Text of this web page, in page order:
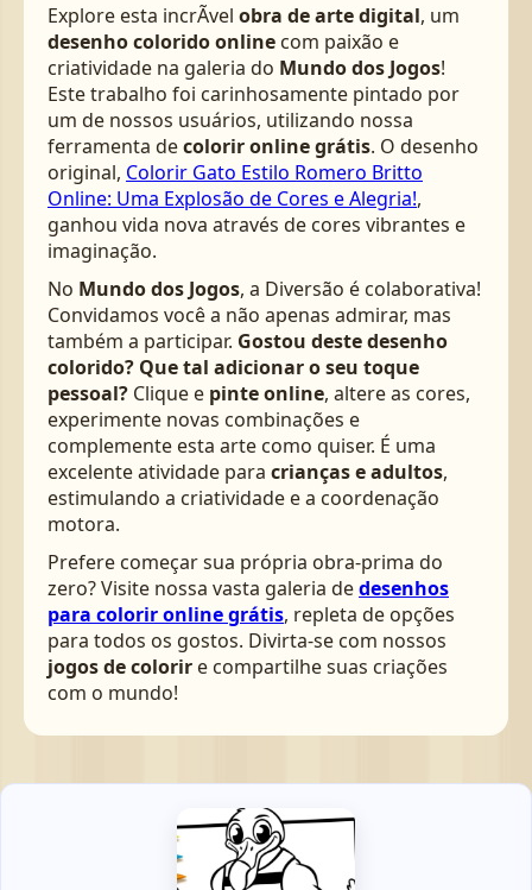
Explore esta incrÃ­vel obra de arte digital, um
desenho colorido online com paixão e
criatividade na galeria do Mundo dos Jogos!
Este trabalho foi carinhosamente pintado por
um de nossos usuários, utilizando nossa
ferramenta decolorir online grátis. O desenho
original, Colorir Gato Estilo Romero Britto
Online: Uma Explosão de Cores e Alegria!,
ganhou vida nova através de cores vibrantes e
imaginação.
No Mundo dos Jogos, a Diversão é colaborativa!
Convidamos você a não apenas admirar, mas
também a participar. Gostou deste desenho
colorido? Que tal adicionar o seu toque
pessoal? Clique e pinte online, altere as cores,
experimente novas combinações e
complemente esta arte como quiser. É uma
excelente atividade para crianças e adultos,
estimulando a criatividade e a coordenação
motora.
Prefere começar sua própria obra-prima do
zero? Visite nossa vasta galeria dedesenhos
para colorir online grátis, repleta de opções
para todos os gostos. Divirta-se com nossos
jogos de colorir e compartilhe suas criações
com o mundo!